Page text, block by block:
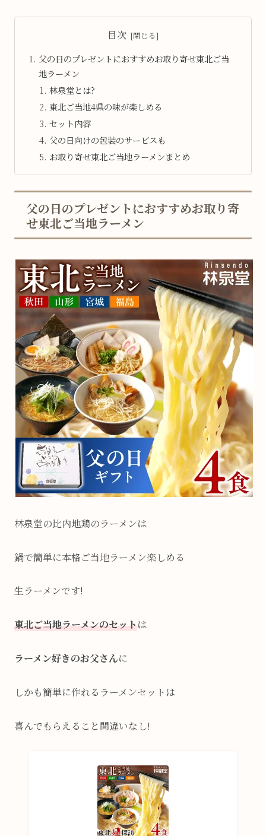
目次
父の日のプレゼントにおすすめお取り寄せ東北ご当
地ラーメン
林泉堂とは?
東北ご当地4県の味が楽しめる
セット内容
父の日向けの包装のサービスも
お取り寄せ東北ご当地ラーメンまとめ
父の日のプレゼントにおすすめお取り寄
せ東北ご当地ラーメン
林泉堂の比内地鶏のラーメンは
鍋で簡単に本格ご当地ラーメン楽しめる
生ラーメンです!
東北ご当地ラーメンのセットは
ラーメン好きのお父さんに
しかも簡単に作れるラーメンセットは
喜んでもらえること間違いなし!